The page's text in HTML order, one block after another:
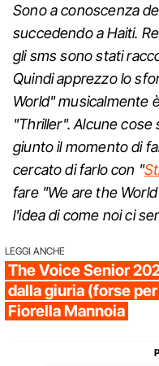
Sono a conoscenza
succedendo a Haiti.
gli sms sono stati
Quindi apprezzo lo
World" musicalmente
"Thriller". Alcune cose
giunto il momento di
cercato di farlo con "
fare "We are the
l'idea di come noi ci
LEGGI ANCHE
The Voice Senior
dalla giuria (forse
Fiorella Mannoia